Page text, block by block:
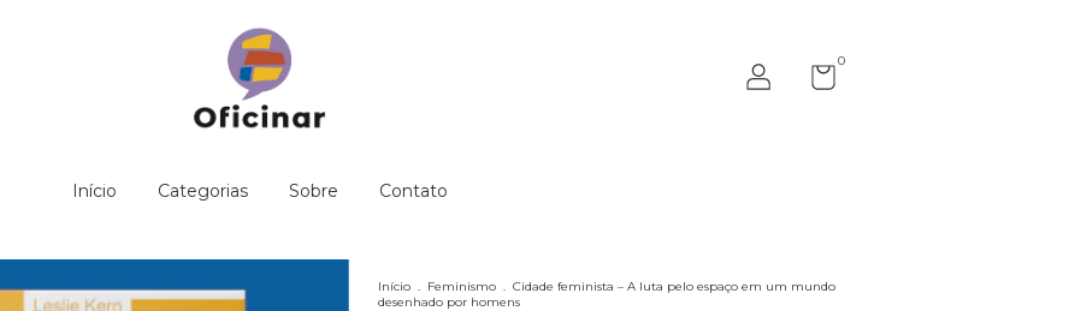
0
Início Categorias Sobre Contato
Início . Feminismo . Cidade feminista – A luta pelo espaço em um mundo
desenhado por homens